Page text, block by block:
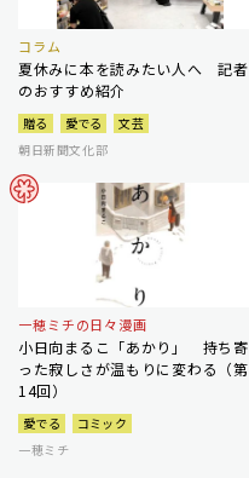
コラム
夏休みに本を読みたい人へ 記者
のおすすめ紹介
贈る 愛でる
文芸
朝日新聞文化部
一穂ミチの日々漫画
小日向まるこ「あかり」 持ち寄
った寂しさが温もりに変わる（第
14回）
愛でる
コミック
一穂ミチ